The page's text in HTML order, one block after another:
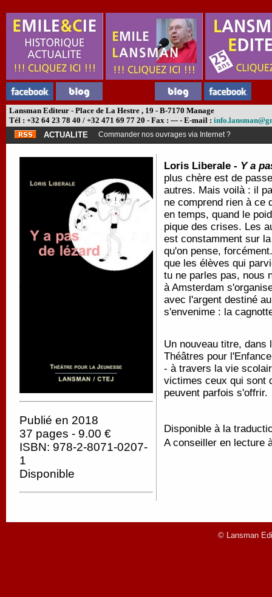
Lansman Editeur - Place de La Hestre , 19 - B-7170 Manage
Tél : +32 64 23 78 40 / +32 471 69 77 20 - Fax : --- - E-mail :
ACTUALITE
Commander nos ouvrages via Internet ?
Publié en 2018
37 pages - 9.00 €
ISBN: 978-2-8071-0207-
1
Disponible
Loris Liberale - Y a
plus chère est de
autres. Mais voilà : il
ne comprend rien à ce
en temps, quand le
pique des crises. Les
est constamment sur
qu'on pense,
que les élèves qui
tu ne parles pas, nous
à Amsterdam
avec l'argent destiné
s'envenime : la
Un nouveau titre, dans
Théâtres pour
- à travers la vie
victimes ceux qui sont
peuvent parfois s'offrir.
Disponible à la
A conseiller en lecture
© Lansman